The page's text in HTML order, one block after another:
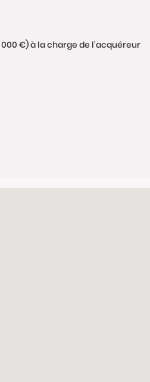
000 €) à la charge de l'acquéreur